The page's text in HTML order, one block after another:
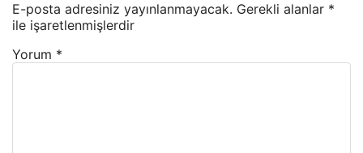
E-posta adresiniz yayınlanmayacak. Gerekli alanlar *
ile işaretlenmişlerdir
Yorum *